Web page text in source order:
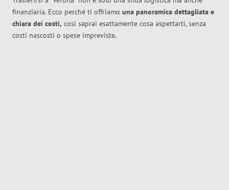
finanziaria. Ecco perché ti offriamo una panoramica dettagliata e
chiara dei costi, così saprai esattamente cosa aspettarti, senza
costi nascosti o spese impreviste.